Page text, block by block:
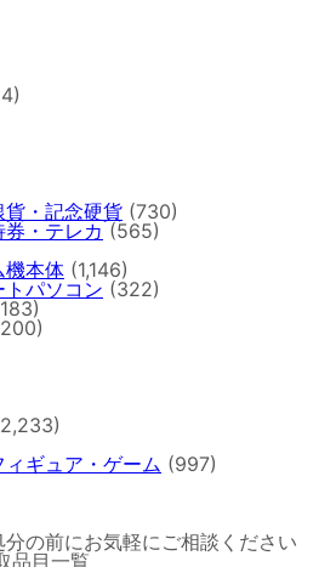
・記念硬貨 (730)
・テレカ (565)
機本体 (1,146)
パソコン (322)
ギュア・ゲーム (997)